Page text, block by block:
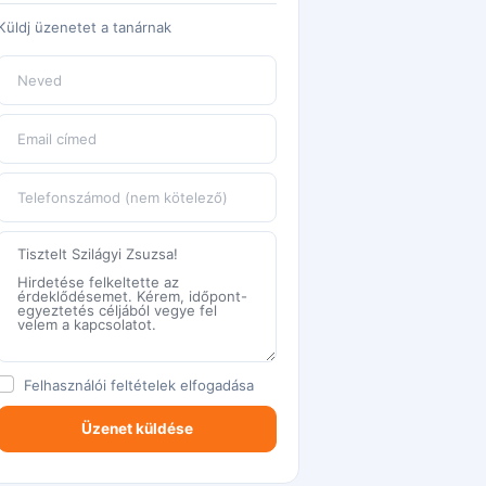
üzenetet a tanárnak
Felhasználói feltételek elfogadása